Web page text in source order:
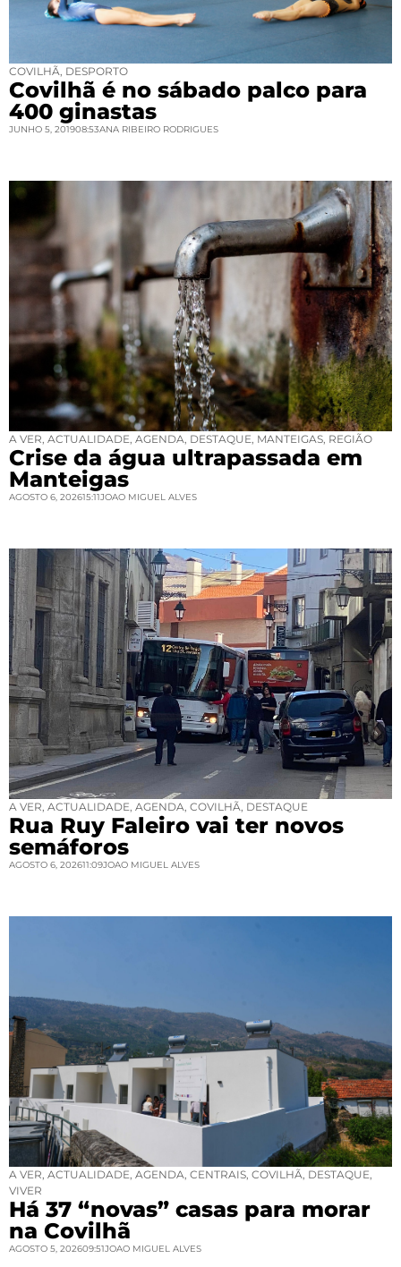
COVILHÃ DESPORTO
Covilhã é no sábado palco para
400 ginastas
JUNHO 5, 201908:53ANA RIBEIRO RODRIGUES
A VER ACTUALIDADE AGENDA DESTAQUE MANTEIGAS REGIÃO
Crise da água ultrapassada em
Manteigas
AGOSTO 6, 202615:11JOAO MIGUEL ALVES
A VER ACTUALIDADE AGENDA COVILHÃ DESTAQUE
Rua Ruy Faleiro vai ter novos
semáforos
AGOSTO 6, 202611:09JOAO MIGUEL ALVES
A VER ACTUALIDADE AGENDA CENTRAIS COVILHÃ DESTAQUE
VIVER
Há 37 “novas” casas para morar
na Covilhã
AGOSTO 5, 202609:51JOAO MIGUEL ALVES